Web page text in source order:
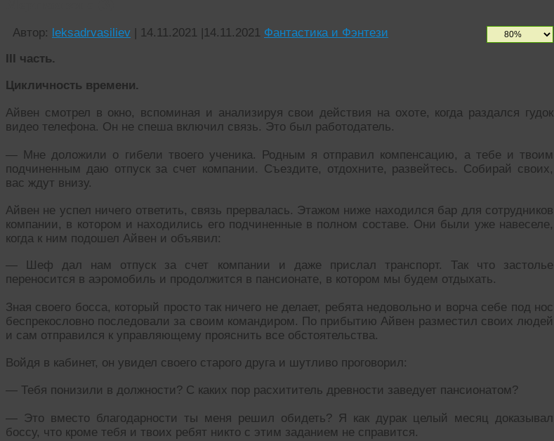
Автор: leksadrvasiliev | 14.11.2021 |14.11.2021 Фантастика и Фэнтези
III часть.
Цикличность времени.
Айвен смотрел в окно, вспоминая и анализируя свои действия на охоте, когда раздался гудок
видео телефона. Он не спеша включил связь. Это был работодатель.
— Мне доложили о гибели твоего ученика. Родным я отправил компенсацию, а тебе и твоим
подчиненным даю отпуск за счет компании. Съездите, отдохните, развейтесь. Собирай своих,
вас ждут внизу.
Айвен не успел ничего ответить, связь прервалась. Этажом ниже находился бар для сотрудников
компании, в котором и находились его подчиненные в полном составе. Они были уже навеселе,
когда к ним подошел Айвен и объявил:
— Шеф дал нам отпуск за счет компании и даже прислал транспорт. Так что застолье
переносится в аэромобиль и продолжится в пансионате, в котором мы будем отдыхать.
Зная своего босса, который просто так ничего не делает, ребята недовольно и ворча себе под нос
беспрекословно последовали за своим командиром. По прибытию Айвен разместил своих людей
и сам отправился к управляющему прояснить все обстоятельства.
Войдя в кабинет, он увидел своего старого друга и шутливо проговорил:
— Тебя понизили в должности? С каких пор расхититель древности заведует пансионатом?
— Это вместо благодарности ты меня решил обидеть? Я как дурак целый месяц доказывал
боссу, что кроме тебя и твоих ребят никто с этим заданием не справится.